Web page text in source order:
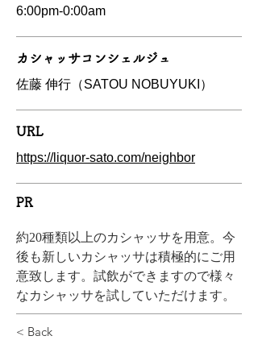
6:00pm-0:00am
カシャッサコンシェルジュ
佐藤 伸行（SATOU NOBUYUKI）
URL
https://liquor-sato.com/neighbor
PR
約20種類以上のカシャッサを用意。今
後も新しいカシャッサは積極的にご用
意致します。試飲ができますので様々
なカシャッサを試していただけます。
< Back